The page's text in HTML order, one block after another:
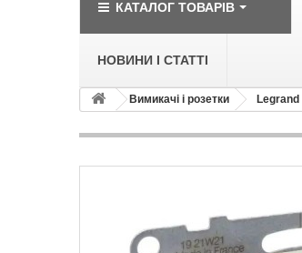
КАТАЛОГ ТОВАРІВ
НОВИНИ І СТАТТІ
Вимикачі і розетки Legrand